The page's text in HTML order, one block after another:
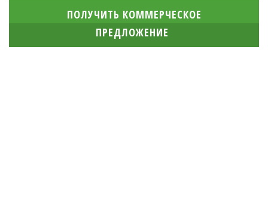
ПОЛУЧИТЬ КОММЕРЧЕСКОЕ
ПРЕДЛОЖЕНИЕ